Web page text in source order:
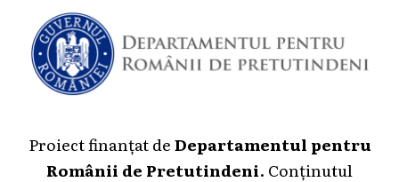
Proiect finanțat deDepartamentul pentru
Românii de Pretutindeni. Conținutul